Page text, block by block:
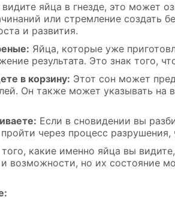
яйца в гнезде, это может
или стремление создать
и развития.
Яйца, которые уже
результата. Это знак того,
в корзину: Этот сон может
Он также может указывать на
Если в сновидении вы
через процесс разрушения,
того, какие именно яйца вы
возможности, но их состояние